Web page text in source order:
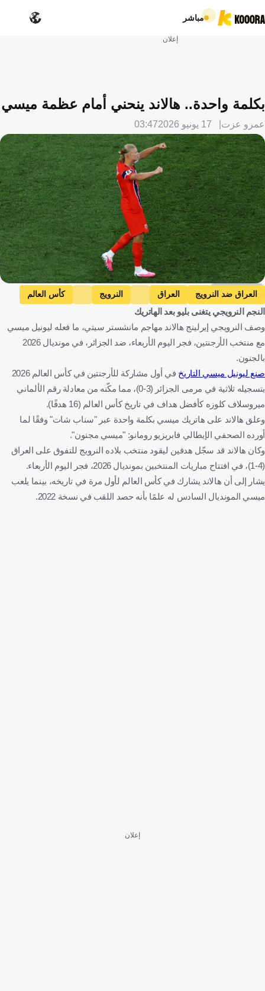
مباشر
إعلان
بكلمة واحدة.. هالاند ينحني أمام عظمة ميسي
عمرو عزت 17 يونيو 2026 03:47
Getty Images
العراق ضد النرويج العراق النرويج
كأس العالم
الأرجنتين ضد الجزائر
الأرجنتين
ليونيل ميسي
إرلينج هالاند العراق النرويج
الولايات المتحدة
الجزائر كرة قدم
النجم النرويجي يتغنى بليو بعد الهاتريك
وصف النرويجي إيرلينج هالاند مهاجم مانشستر سيتي، ما فعله ليونيل ميسي
مع منتخب الأرجنتين، فجر اليوم الأربعاء، ضد الجزائر، في مونديال 2026
بالجنون.
صنع ليونيل ميسي التاريخ
في أول مشاركة للأرجنتين في كأس العالم 2026
بتسجيله ثلاثية في مرمى الجزائر (3-0)، مما مكّنه من معادلة رقم الألماني
ميروسلاف كلوزه كأفضل هداف في تاريخ كأس العالم (16 هدفًا).
وعلق هالاند على هاتريك ميسي بكلمة واحدة عبر "سناب شات" وفقًا لما
أورده الصحفي الإيطالي فابريزيو رومانو: "ميسي مجنون".
وكان هالاند قد سجّل هدفين ليقود منتخب بلاده النرويج للتفوق على العراق
(4-1)، في افتتاح مباريات المنتخبين بمونديال 2026، فجر اليوم الأربعاء.
يشار إلى أن هالاند يشارك في كأس العالم لأول مرة في تاريخه، بينما يلعب
ميسي المونديال السادس له علمًا بأنه حصد اللقب في نسخة 2022.
إعلان